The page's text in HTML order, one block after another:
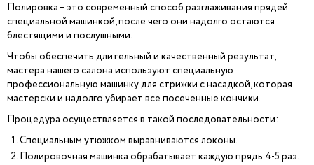
Полировка – это современный способ разглаживания прядей
специальной машинкой, после чего они надолго остаются
блестящими и послушными.
Чтобы обеспечить длительный и качественный результат,
мастера нашего салона используют специальную
профессиональную машинку для стрижки с насадкой, которая
мастерски и надолго убирает все посеченные кончики.
Процедура осуществляется в такой последовательности:
Специальным утюжком выравниваются локоны.
Полировочная машинка обрабатывает каждую прядь 4-5 раз.